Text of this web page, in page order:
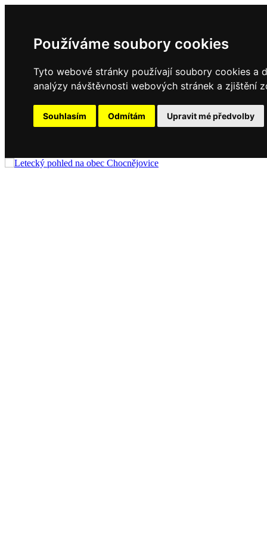
Používáme soubory cookies
Tyto webové stránky používají soubory cookies a
analýzy návštěvnosti webových stránek a zjištění
Souhlasím Odmítám Upravit mé předvolby